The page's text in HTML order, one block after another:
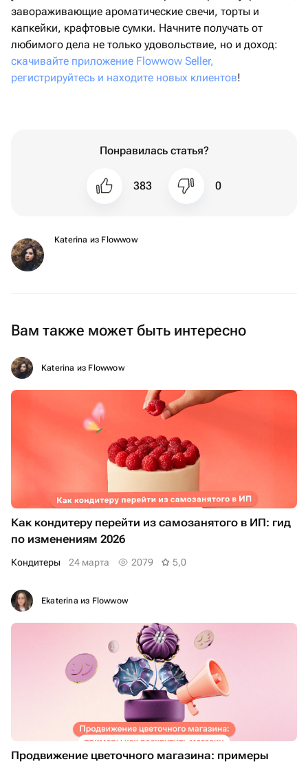
завораживающие ароматические свечи, торты и
капкейки, крафтовые сумки. Начните получать от
любимого дела не только удовольствие, но и доход:
скачивайте приложение Flowwow Seller,
регистрируйтесь и находите новых клиентов!
Понравилась статья?
383 0
Katerina из Flowwow
Вам также может быть интересно
Katerina из Flowwow
Как кондитеру перейти из самозанятого в ИП: гид
по изменениям 2026
Кондитеры 24 марта 2079 5,0
Ekaterina из Flowwow
Продвижение цветочного магазина: примеры